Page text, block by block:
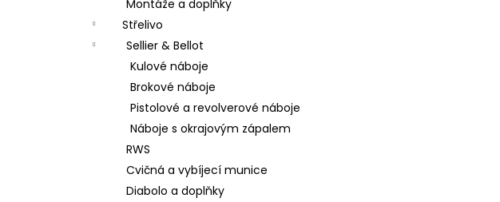
Montáže a doplňky
Střelivo
Sellier & Bellot
Kulové náboje
Brokové náboje
Pistolové a revolverové náboje
Náboje s okrajovým zápalem
RWS
Cvičná a vybíjecí munice
Diabolo a doplňky